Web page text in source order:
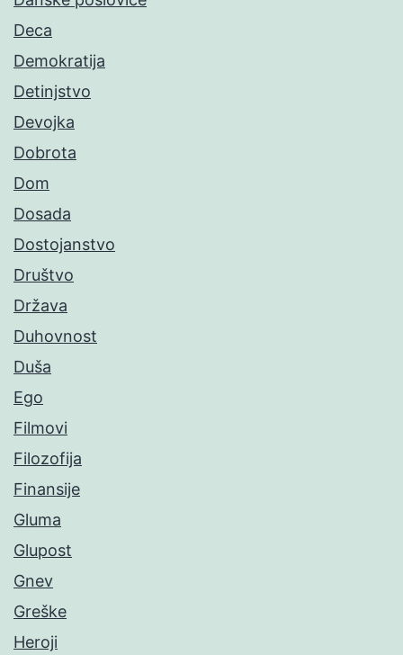
Deca
Demokratija
Detinjstvo
Devojka
Dobrota
Dom
Dosada
Dostojanstvo
Društvo
Država
Duhovnost
Duša
Ego
Filmovi
Filozofija
Finansije
Gluma
Glupost
Gnev
Greške
Heroji